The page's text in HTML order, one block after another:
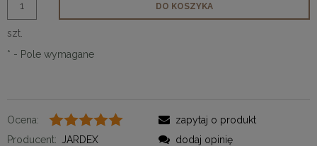
szt.
DO KOSZYKA
* - Pole wymagane
Ocena:
Producent:
JARDEX
zapytaj o produkt
dodaj opinię